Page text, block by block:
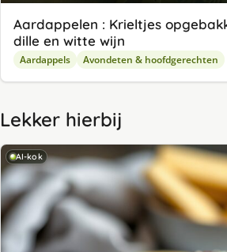
Aardappelen : Krieltjes
dille en witte wijn
Aardappels Avondeten & hoofdgerechten
Lekker hierbij
AI-kok